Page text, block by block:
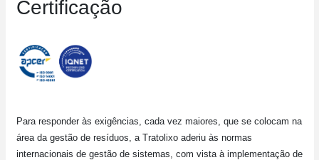
Certificação
Para responder às exigências, cada vez maiores, que se colocam na
área da gestão de resíduos, a Tratolixo aderiu às normas
internacionais de gestão de sistemas, com vista à implementação de